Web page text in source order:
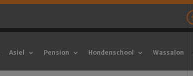
Asiel Pension Hondenschool Wassalon